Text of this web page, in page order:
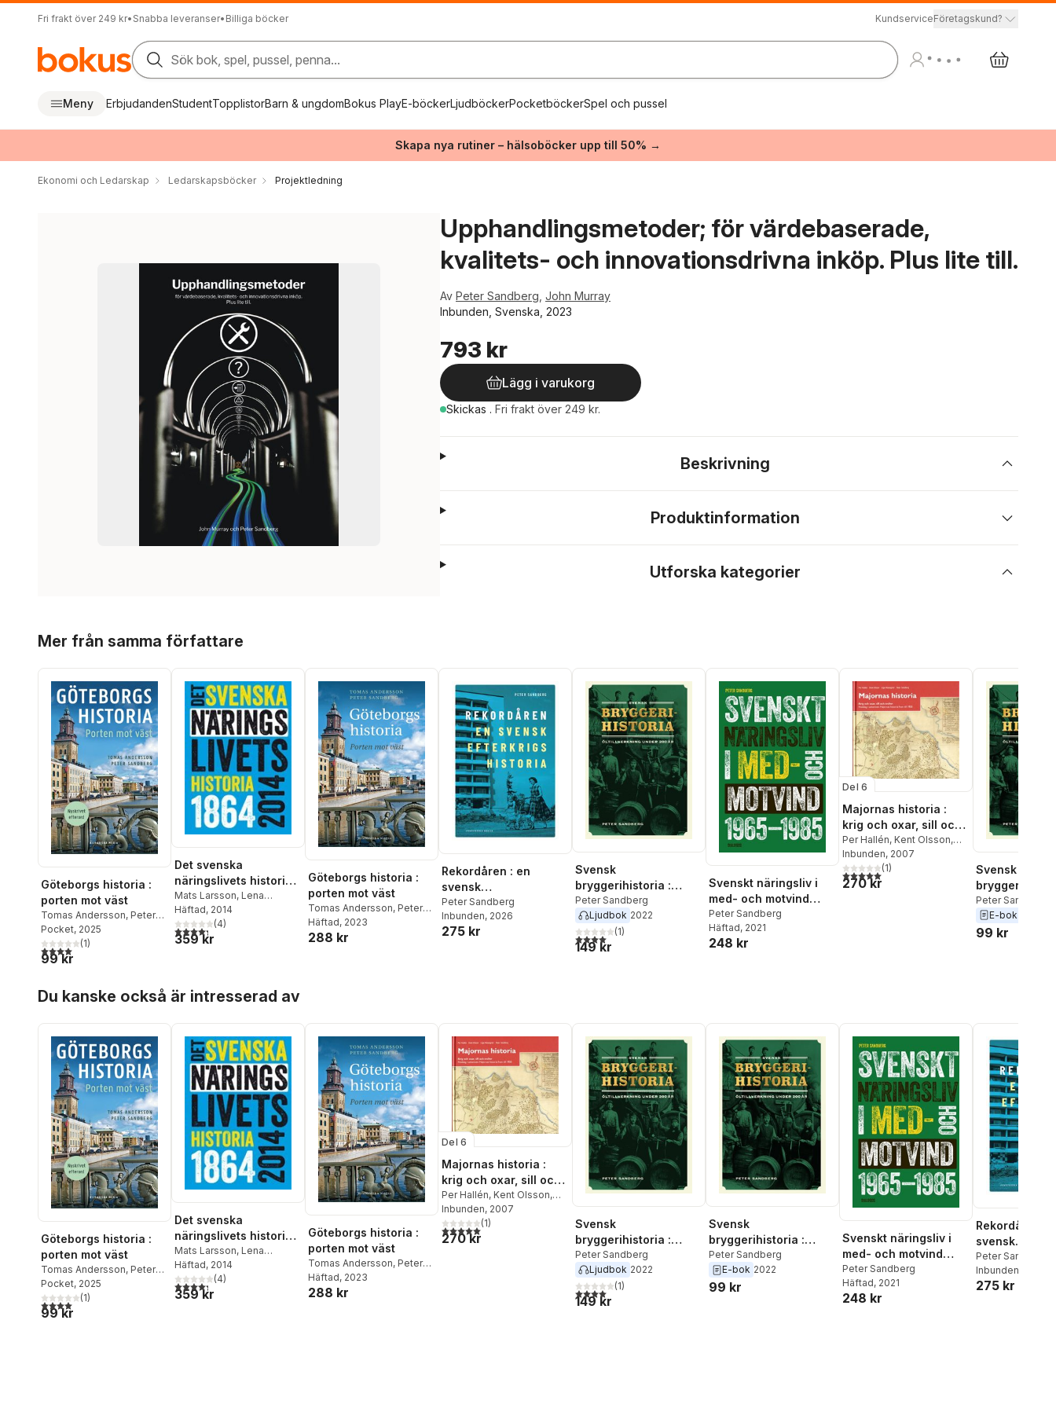
Fri frakt över 249 kr• Snabba leveranser• Billiga böcker KundserviceFöretagskund?
Sök bok, spel, pussel, penna...
Meny ErbjudandenStudentTopplistorBarn & ungdomBokus PlayE-böckerLjudböckerPocketböckerSpel och pussel
Skapa nya rutiner – hälsoböcker upp till 50% →
Ekonomi och Ledarskap Ledarskapsböcker Projektledning
Upphandlingsmetoder; för värdebaserade,
kvalitets- och innovationsdrivna inköp. Plus lite till.
Av Peter Sandberg John Murray
Inbunden, Svenska, 2023
793 kr
Lägg i varukorg
Skickas . Fri frakt över 249 kr.
Beskrivning
Produktinformation
Utforska kategorier
Mer från samma författare
Göteborgs historia :
porten mot väst
Tomas Andersson, Peter
Sandberg
Pocket, 2025
4,0utav 5 stjärnor. Totalt antal röster:
(1)
99 kr
Det svenska
näringslivets historia
1864-2014
Mats Larsson, Lena
Andersson-Skog
Broberg,Lars Magnusson
Tom Pettersson
Häftad, 2014
4,3utav 5 stjärnor. Totalt antal röster:
(4)
359 kr
Göteborgs historia :
porten mot väst
Tomas Andersson, Peter
Sandberg
Häftad, 2023
288 kr
Rekordåren : en
svensk
efterkrigshistoria
Peter Sandberg
Inbunden, 2026
275 kr
Svensk
bryggerihistoria :
öltillverkning under
200 år
Peter Sandberg
Ljudbok 2022
4,0utav 5 stjärnor. Totalt antal röster:
(1)
149 kr
Svenskt näringsliv i
med- och motvind
1965-1985
Peter Sandberg
Häftad, 2021
248 kr
Del 6
Majornas historia :
krig och oxar, sill och
socker : nedslag i
uthamnen Majornas
historia fram till 1920
Per Hallén, Kent Olsson,
Lage Rosengren
Sandberg
Inbunden, 2007
5,0utav 5 stjärnor. Totalt antal röster:
(1)
270 kr
Svensk
öltillverkning
200 år
Peter Sandberg
E-bok
99 kr
Du kanske också är intresserad av
Göteborgs historia :
porten mot väst
Tomas Andersson, Peter
Sandberg
Pocket, 2025
4,0utav 5 stjärnor. Totalt antal röster:
(1)
99 kr
Det svenska
näringslivets historia
1864-2014
Mats Larsson, Lena
Andersson-Skog
Broberg,Lars Magnusson
Tom Pettersson
Häftad, 2014
4,3utav 5 stjärnor. Totalt antal röster:
(4)
359 kr
Göteborgs historia :
porten mot väst
Tomas Andersson, Peter
Sandberg
Häftad, 2023
288 kr
Del 6
Majornas historia :
krig och oxar, sill och
socker : nedslag i
uthamnen Majornas
historia fram till 1920
Per Hallén, Kent Olsson,
Lage Rosengren
Sandberg
Inbunden, 2007
5,0utav 5 stjärnor. Totalt antal röster:
(1)
270 kr
Svensk
bryggerihistoria :
öltillverkning under
200 år
Peter Sandberg
Ljudbok 2022
4,0utav 5 stjärnor. Totalt antal röster:
(1)
149 kr
Svensk
bryggerihistoria :
öltillverkning under
200 år
Peter Sandberg
E-bok 2022
99 kr
Svenskt näringsliv i
med- och motvind
1965-1985
Peter Sandberg
Häftad, 2021
248 kr
Rekordåren :
svensk
Peter Sandberg
Inbunden
275 kr